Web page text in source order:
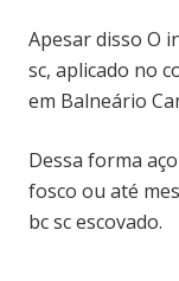
Apesar disso O
sc, aplicado no
em Balneário
Dessa forma
fosco ou até
bc sc escovado.